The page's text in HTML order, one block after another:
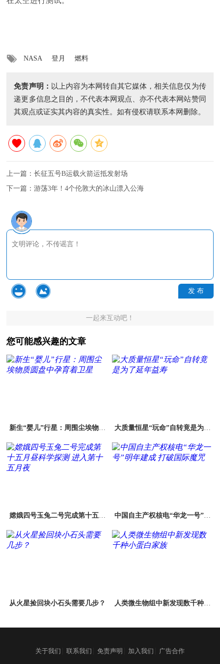
NASA 登月 燃料
免责声明： 以上内容为本网转自其它媒体，相关信息仅为传
递更多信息之目的，不代表本网观点、亦不代表本网站赞同
其观点或证实其内容的真实性。如有侵权请联系本网删除。
上一篇：长征五号B运载火箭运抵发射场
下一篇：游荡3年！4个伦敦大的冰山漂入公海
发 布
一起来互动吧！
您可能感兴趣的文章
新生“婴儿”行星：周围尘埃物质
大质量恒星“玩命”自转竟是为了
嫦娥四号玉兔二号完成第十五月
中国自主产权核电“华龙一号”明
从火星捡回块小石头需要几步？
人类微生物组中新发现数千种小
关于我们 联系我们 免责声明 加入我们 广告合作